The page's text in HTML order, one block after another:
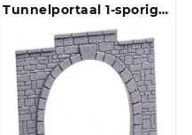
Tunnelportaal 1-sporig
Kunststof model